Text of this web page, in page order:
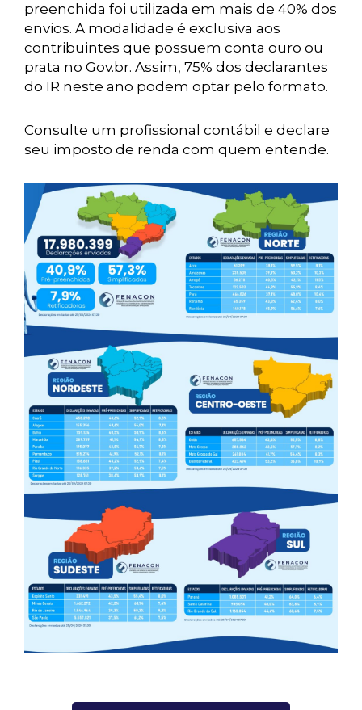
preenchida foi utilizada em mais de 40% dos
envios. A modalidade é exclusiva aos
contribuintes que possuem conta ouro ou
prata no Gov.br. Assim, 75% dos declarantes
do IR neste ano podem optar pelo formato.
Consulte um profissional contábil e declare
seu imposto de renda com quem entende.